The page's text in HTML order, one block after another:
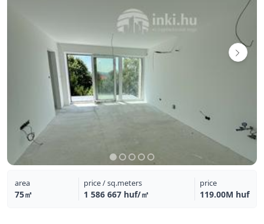
area
75㎡
price / sq.meters
1 586 667 huf/㎡
price
119.00M huf